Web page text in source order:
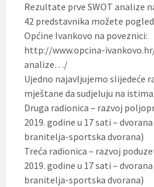
Rezultate prve SWOT analize
42 predstavnika možete
Općine Ivankovo na poveznici:
http://www.opcina-
analize…/
Ujedno najavljujemo slijedeće
mještane da sudjeluju na istima:
Druga radionica – razvoj
2019. godine u 17 sati –
branitelja-sportska dvorana)
Treća radionica – razvoj
2019. godine u 17 sati –
branitelja-sportska dvorana)